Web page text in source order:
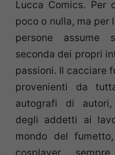
Lucca Comics. Per
poco o nulla, ma per
persone assume
seconda dei propri
passioni. Il cacciare
provenienti da
autografi di autori,
degli addetti ai
mondo del